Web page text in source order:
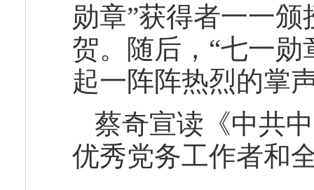
勋章”获得者一一
贺。随后，“七一
起一阵阵热烈的掌
蔡奇宣读《中共
优秀党务工作者和